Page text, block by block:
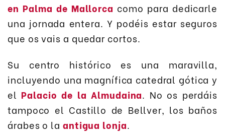
en Palma de Mallorca como para dedicarle
una jornada entera. Y podéis estar seguros
que os vais a quedar cortos.
Su centro histórico es una maravilla,
incluyendo una magnífica catedral gótica y
el Palacio de la Almudaina. No os perdáis
tampoco el Castillo de Bellver, los baños
árabes o la antigua lonja.